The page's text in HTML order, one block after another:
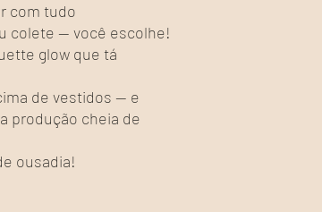
com tudo
colete — você escolhe!
glow que tá
de vestidos — e
produção cheia de
ousadia!